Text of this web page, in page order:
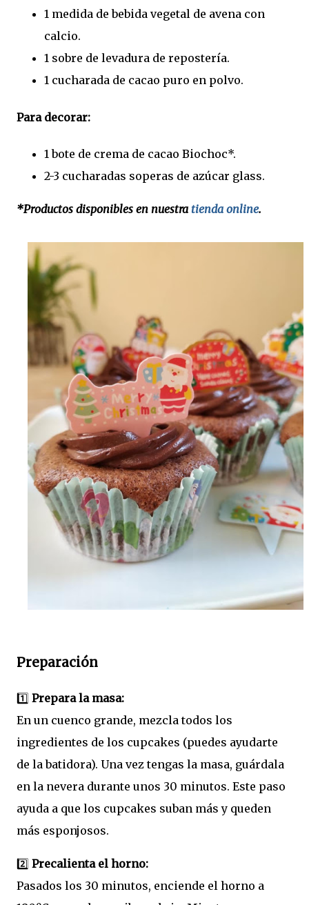
1 medida de bebida vegetal de avena con
calcio.
1 sobre de levadura de repostería.
1 cucharada de cacao puro en polvo.
Para decorar:
1 bote de crema de cacao Biochoc*.
2-3 cucharadas soperas de azúcar glass.
*Productos disponibles en nuestra tienda online.
Preparación
1️⃣ Prepara la masa:
En un cuenco grande, mezcla todos los
ingredientes de los cupcakes (puedes ayudarte
de la batidora). Una vez tengas la masa, guárdala
en la nevera durante unos 30 minutos. Este paso
ayuda a que los cupcakes suban más y queden
más esponjosos.
2️⃣ Precalienta el horno:
Pasados los 30 minutos, enciende el horno a